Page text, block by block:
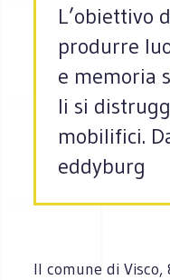
L’obiettivo
produrre
e memoria
li si
mobilifici.
eddyburg
Il comune di